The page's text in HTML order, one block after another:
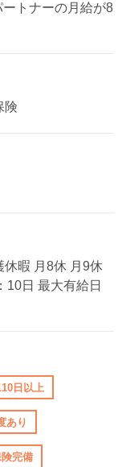
トナーの月給が8
険
休暇 月8休 月9休
10日 最大有給日
日以上
あり
完備